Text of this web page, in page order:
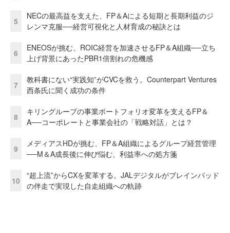
5
NECの最高益を支えた、FP＆Aによる短期と長期利益のジ
レンマ克服──経営可視化と人材育成の秘訣とは
6
ENEOSが挑む、ROIC経営を加速させるFP＆A組織──立ち
上げ背景にあったPBR1倍割れの危機感
7
教科書にない“実践知”がCVCを救う。Counterpart Ventures
西条氏に聞く成功の条件
8
キリングループの事業ポートフォリオ変革を支えるFP＆
A──コーポレートと事業会社の「戦略対話」とは？
9
メディアスHDが挑む、FP＆A組織によるグループ経営管理
──M＆A成長後に伸び悩む、利益率への処方箋
10
“超上流”からCXを変革する。JALデジタルがブレインパッド
の伴走で実現した自走組織への軌跡